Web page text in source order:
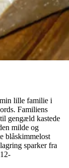
lille familie i
Familiens
gengæld kastede
milde og
blåskimmelost
sparker fra